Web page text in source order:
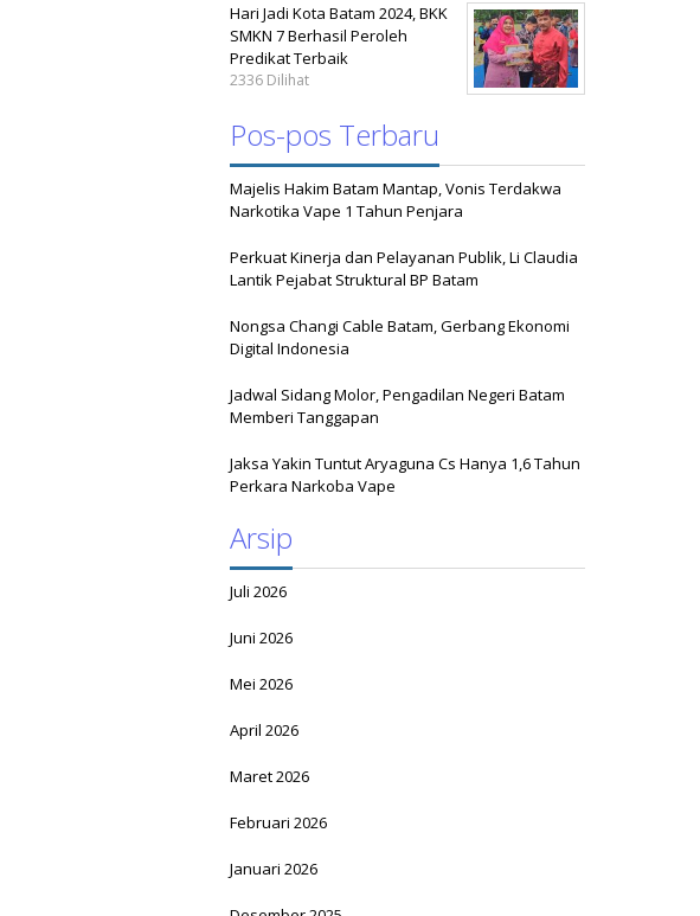
Hari Jadi Kota Batam 2024, BKK
SMKN 7 Berhasil Peroleh
Predikat Terbaik
2336 Dilihat
Pos-pos Terbaru
Majelis Hakim Batam Mantap, Vonis Terdakwa
Narkotika Vape 1 Tahun Penjara
Perkuat Kinerja dan Pelayanan Publik, Li Claudia
Lantik Pejabat Struktural BP Batam
Nongsa Changi Cable Batam, Gerbang Ekonomi
Digital Indonesia
Jadwal Sidang Molor, Pengadilan Negeri Batam
Memberi Tanggapan
Jaksa Yakin Tuntut Aryaguna Cs Hanya 1,6 Tahun
Perkara Narkoba Vape
Arsip
Juli 2026
Juni 2026
Mei 2026
April 2026
Maret 2026
Februari 2026
Januari 2026